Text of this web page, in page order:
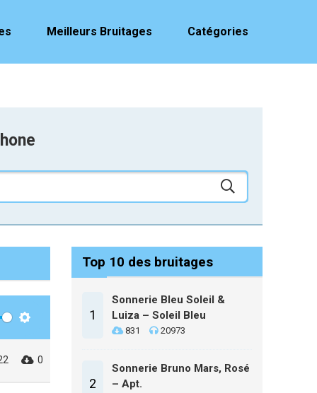
Meilleurs Bruitages Catégories
0
Top 10 des bruitages
1
Sonnerie Bleu Soleil &
Luiza – Soleil Bleu
831 20973
2
Sonnerie Bruno Mars, Rosé
– Apt.